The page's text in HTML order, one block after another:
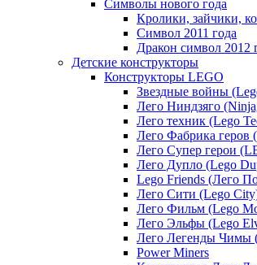
Символы нового года
Кролики, зайчики,
Cимвол 2011 года
Дракон символ 2012
Детские конструкторы
Конструкторы LEGO
Звездные войны
Лего Ниндзяго
Лего техник (Lego
Лего Фабрика геров
Лего Супер герои
Лего Дупло (Lego
Lego Friends (Лего
Лего Сити (Lego
Лего Фильм (Lego
Лего Эльфы (Lego
Лего Легенды Чимы
Power Miners